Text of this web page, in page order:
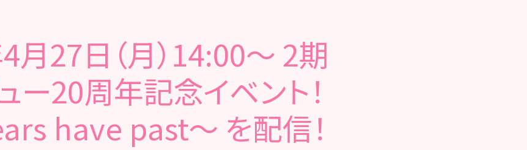
月27日（月）14:00～ 2期
ー20周年記念イベント！
have past～ を配信！